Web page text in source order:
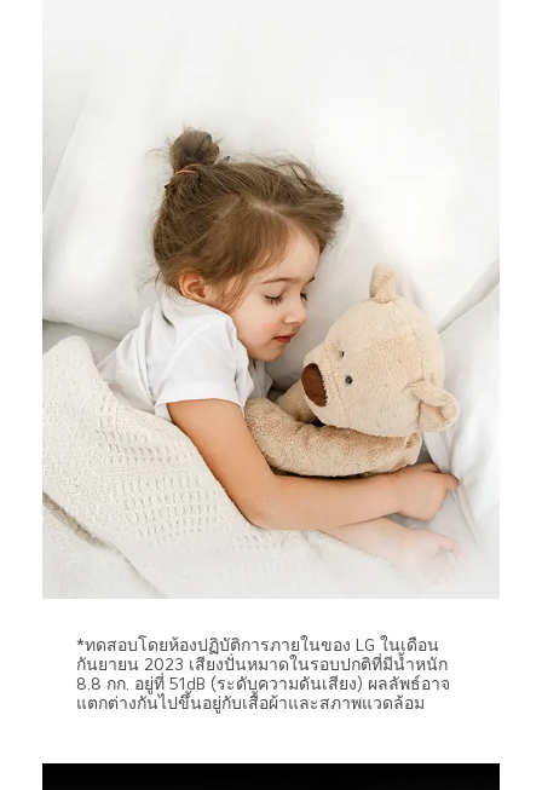
*ทดสอบโดยห้องปฏิบัติการภายในของ LG ในเดือน
กันยายน 2023 เสียงปั่นหมาดในรอบปกติที่มีน้ำหนัก
8.8 กก. อยู่ที่ 51dB (ระดับความดันเสียง) ผลลัพธ์อาจ
แตกต่างกันไปขึ้นอยู่กับเสื้อผ้าและสภาพแวดล้อม